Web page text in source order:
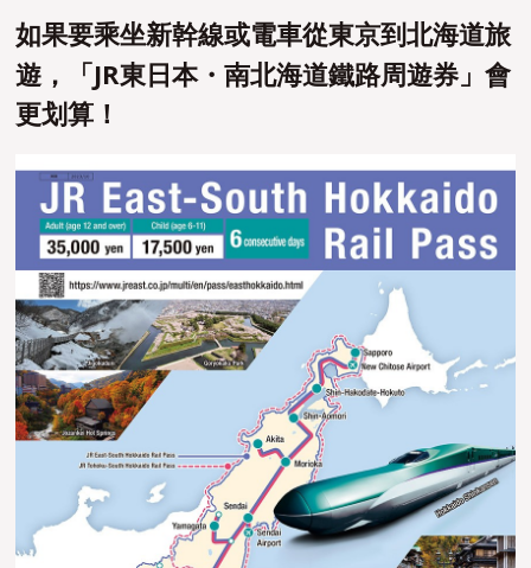
如果要乘坐新幹線或電車從東京到北海道旅
遊，「JR東日本・南北海道鐵路周遊券」會
更划算！